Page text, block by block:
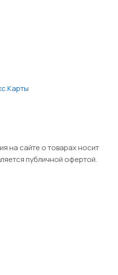
на сайте о товарах носит
публичной офертой.